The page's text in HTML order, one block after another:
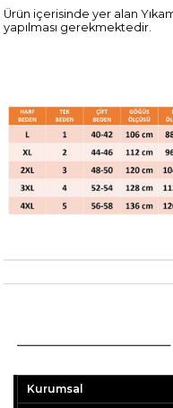
Ürün içerisinde yer alan
yapılması gerekmektedir.
Kurumsal